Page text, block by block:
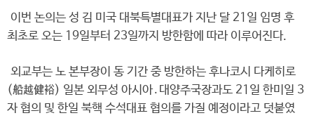
이번 논의는 성 김 미국 대북특별대표가 지난 달 21일 임명 후
최초로 오는 19일부터 23일까지 방한함에 따라 이루어진다.
외교부는 노 본부장이 동 기간 중 방한하는 후나코시 다케히로
(船越健裕) 일본 외무성 아시아․대양주국장과도 21일 한미일 3
자 협의 및 한일 북핵 수석대표 협의를 가질 예정이라고 덧붙였